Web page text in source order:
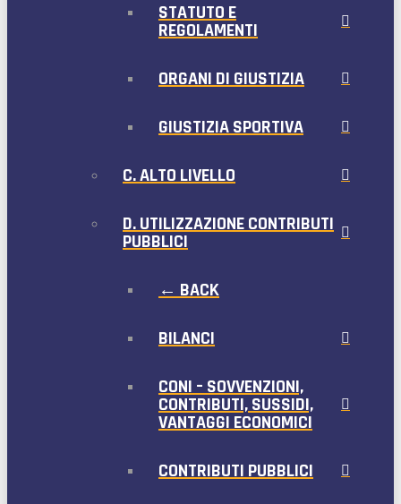
STATUTO E
REGOLAMENTI
ORGANI DI GIUSTIZIA
GIUSTIZIA SPORTIVA
C. ALTO LIVELLO
D. UTILIZZAZIONE CONTRIBUTI
PUBBLICI
← BACK
BILANCI
CONI – SOVVENZIONI,
CONTRIBUTI, SUSSIDI,
VANTAGGI ECONOMICI
CONTRIBUTI PUBBLICI